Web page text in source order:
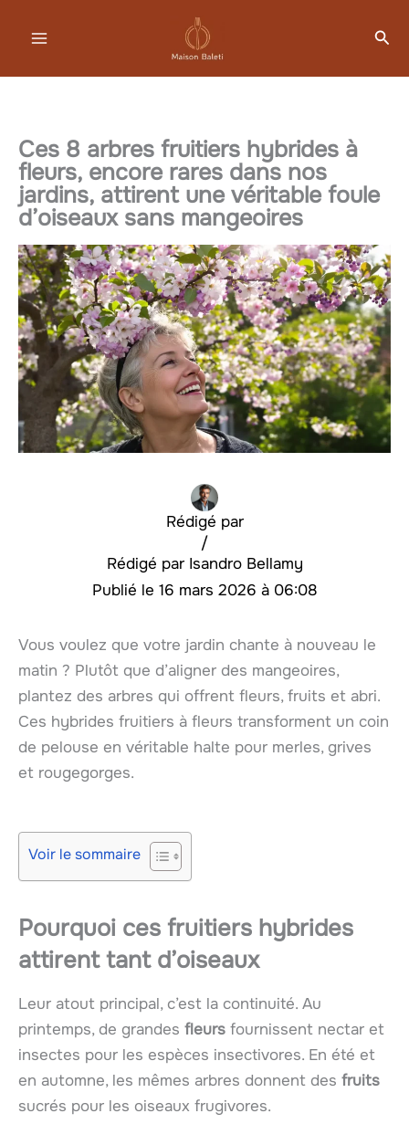
Ces 8 arbres fruitiers hybrides à
fleurs, encore rares dans nos
jardins, attirent une véritable foule
d’oiseaux sans mangeoires
Rédigé par
Isandro Bellamy
/
16 mars 2026 à 06:08
Vous voulez que votre jardin chante à nouveau le
matin ? Plutôt que d’aligner des mangeoires,
plantez des arbres qui offrent fleurs, fruits et abri.
Ces hybrides fruitiers à fleurs transforment un coin
de pelouse en véritable halte pour merles, grives
et rougegorges.
Voir le sommaire
Pourquoi ces fruitiers hybrides
attirent tant d’oiseaux
Leur atout principal, c’est la continuité. Au
printemps, de grandes fleurs fournissent nectar et
insectes pour les espèces insectivores. En été et
en automne, les mêmes arbres donnent des fruits
sucrés pour les oiseaux frugivores.